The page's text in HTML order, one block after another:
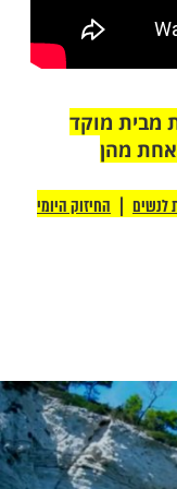
מוקד
אחת מהן